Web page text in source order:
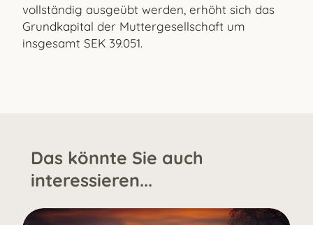
vollständig ausgeübt werden, erhöht sich das
Grundkapital der Muttergesellschaft um
insgesamt SEK 39.051.
Das könnte Sie auch
interessieren...